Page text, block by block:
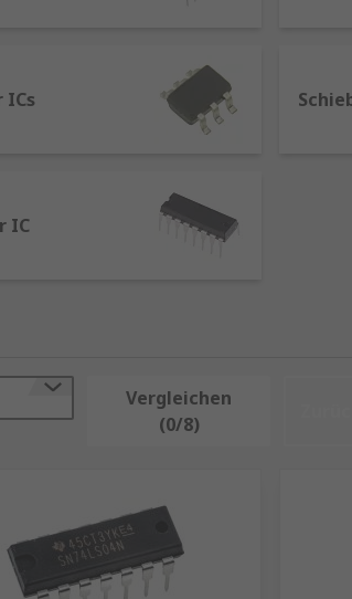
Ausgang (Decoder) um oder nehmen
(Demux).
das Eingangssignal, um digitale
statische Entladung oder
verarbeiten das Signal in binäre
als Zeitgeber oder
umwandeln.
ICs
IC
Vergleichen
(0/8)